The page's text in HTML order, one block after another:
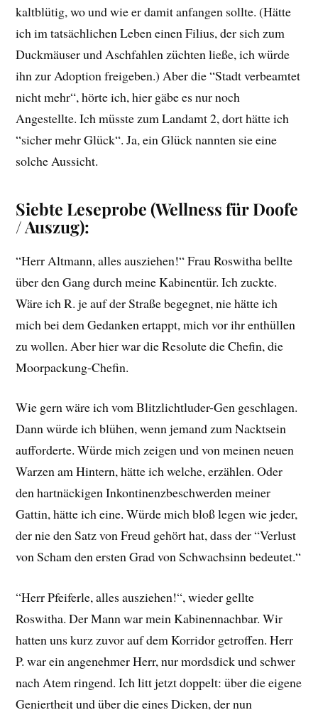
kaltblütig, wo und wie er damit anfangen sollte. (Hätte
ich im tatsächlichen Leben einen Filius, der sich zum
Duckmäuser und Aschfahlen züchten ließe, ich würde
ihn zur Adoption freigeben.) Aber die “Stadt verbeamtet
nicht mehr“, hörte ich, hier gäbe es nur noch
Angestellte. Ich müsste zum Landamt 2, dort hätte ich
“sicher mehr Glück“. Ja, ein Glück nannten sie eine
solche Aussicht.
Siebte Leseprobe (Wellness für Doofe
/ Auszug):
“Herr Altmann, alles ausziehen!“ Frau Roswitha bellte
über den Gang durch meine Kabinentür. Ich zuckte.
Wäre ich R. je auf der Straße begegnet, nie hätte ich
mich bei dem Gedanken ertappt, mich vor ihr enthüllen
zu wollen. Aber hier war die Resolute die Chefin, die
Moorpackung-Chefin.
Wie gern wäre ich vom Blitzlichtluder-Gen geschlagen.
Dann würde ich blühen, wenn jemand zum Nacktsein
aufforderte. Würde mich zeigen und von meinen neuen
Warzen am Hintern, hätte ich welche, erzählen. Oder
den hartnäckigen Inkontinenzbeschwerden meiner
Gattin, hätte ich eine. Würde mich bloß legen wie jeder,
der nie den Satz von Freud gehört hat, dass der “Verlust
von Scham den ersten Grad von Schwachsinn bedeutet.“
“Herr Pfeiferle, alles ausziehen!“, wieder gellte
Roswitha. Der Mann war mein Kabinennachbar. Wir
hatten uns kurz zuvor auf dem Korridor getroffen. Herr
P. war ein angenehmer Herr, nur mordsdick und schwer
nach Atem ringend. Ich litt jetzt doppelt: über die eigene
Geniertheit und über die eines Dicken, der nun